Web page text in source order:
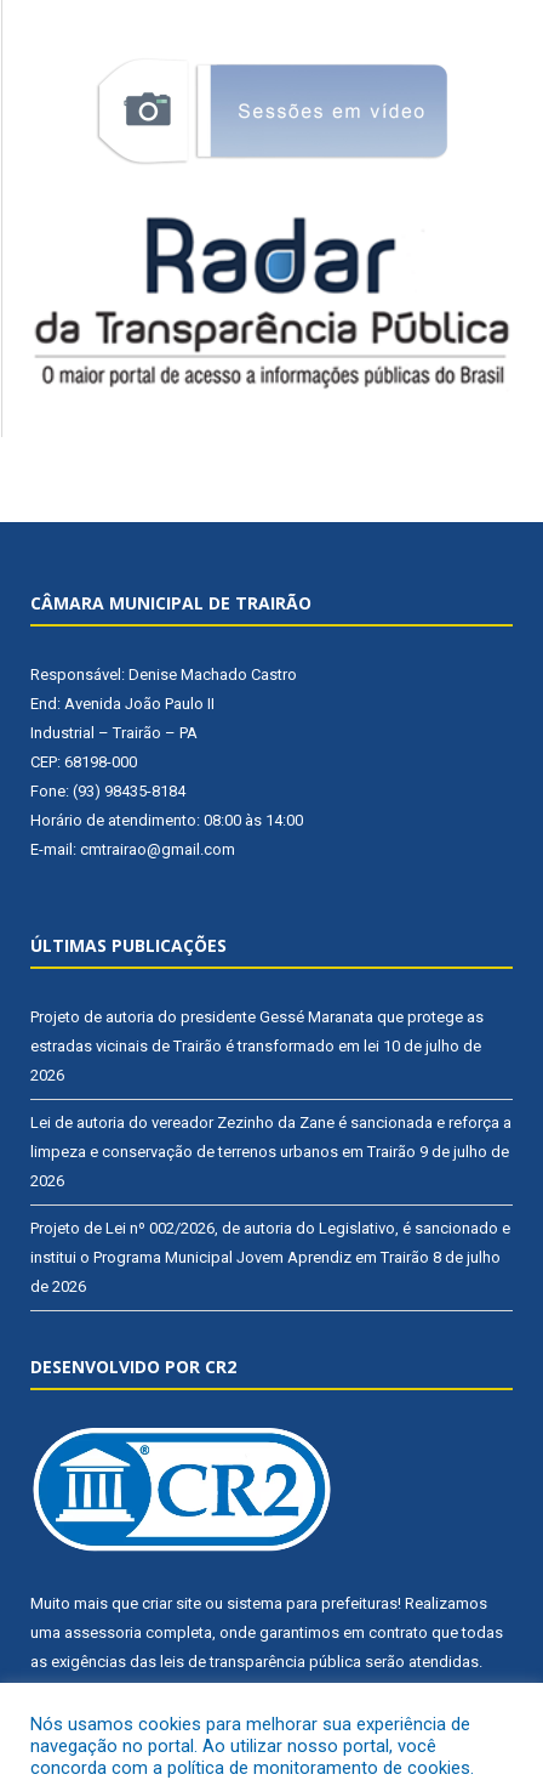
CÂMARA MUNICIPAL DE TRAIRÃO
Responsável: Denise Machado Castro
End: Avenida João Paulo II
Industrial – Trairão – PA
CEP: 68198-000
Fone: (93) 98435-8184
Horário de atendimento: 08:00 às 14:00
E-mail: cmtrairao@gmail.com
ÚLTIMAS PUBLICAÇÕES
Projeto de autoria do presidente Gessé Maranata que protege as
estradas vicinais de Trairão é transformado em lei 10 de julho de
2026
Lei de autoria do vereador Zezinho da Zane é sancionada e reforça a
limpeza e conservação de terrenos urbanos em Trairão 9 de julho de
2026
Projeto de Lei nº 002/2026, de autoria do Legislativo, é sancionado e
institui o Programa Municipal Jovem Aprendiz em Trairão 8 de julho
de 2026
DESENVOLVIDO POR CR2
Muito mais que criar site ou sistema para prefeituras! Realizamos
uma assessoria completa, onde garantimos em contrato que todas
as exigências das leis de transparência pública serão atendidas.
Conheça o e o Radar da Transparência Pública
Nós usamos cookies para melhorar sua experiência de
navegação no portal. Ao utilizar nosso portal, você
concorda com a política de monitoramento de cookies.